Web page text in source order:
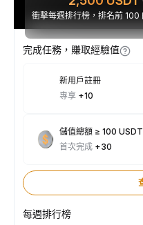
衝擊每週排行榜，排名前
完成任務，賺取經驗值
新用戶註冊
專享 +10
儲值總額 ≥ 100 USDT
首次完成 +30
每週排行榜